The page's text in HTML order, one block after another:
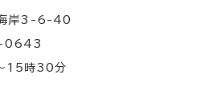
海岸3-6-40
0643
15時30分